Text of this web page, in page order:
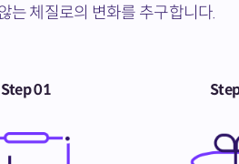
는 체질로의 변화를 추구합니다.
Step 01